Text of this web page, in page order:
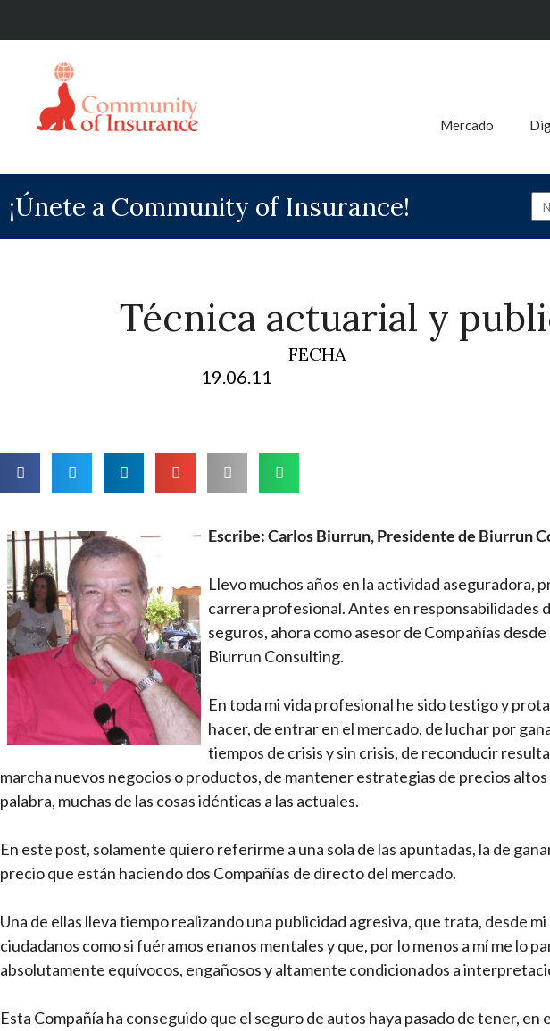
Mercado
¡Únete a Community of Insurance!
Técnica actuarial y
FECHA
19.06.11
Escribe: Carlos Biurrun, Presidente de Biurrun
Llevo muchos años en la actividad aseguradora,
carrera profesional. Antes en responsabilidades
seguros, ahora como asesor de Compañías
Biurrun Consulting.
En toda mi vida profesional he sido testigo y
hacer, de entrar en el mercado, de luchar por
tiempos de crisis y sin crisis, de reconducir
marcha nuevos negocios o productos, de mantener estrategias de precios
palabra, muchas de las cosas idénticas a las actuales.
En este post, solamente quiero referirme a una sola de las apuntadas, la de
precio que están haciendo dos Compañías de directo del mercado.
Una de ellas lleva tiempo realizando una publicidad agresiva, que trata, desde
ciudadanos como si fuéramos enanos mentales y que, por lo menos a mí me lo
absolutamente equívocos, engañosos y altamente condicionados a
Esta Compañía ha conseguido que el seguro de autos haya pasado de tener,